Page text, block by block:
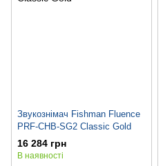
Звукознімач Fishman Fluence
PRF-CHB-SG2 Classic Gold
16 284 грн
В наявності